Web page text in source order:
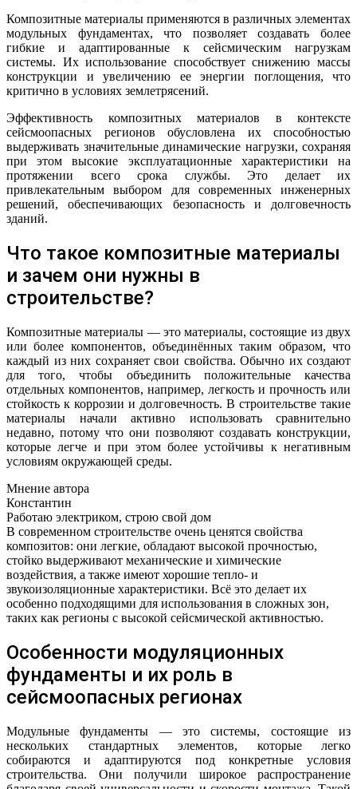
Композитные материалы применяются в различных элементах
модульных фундаментах, что позволяет создавать более
гибкие и адаптированные к сейсмическим нагрузкам
системы. Их использование способствует снижению массы
конструкции и увеличению ее энергии поглощения, что
критично в условиях землетрясений.
Эффективность композитных материалов в контексте
сейсмоопасных регионов обусловлена их способностью
выдерживать значительные динамические нагрузки, сохраняя
при этом высокие эксплуатационные характеристики на
протяжении всего срока службы. Это делает их
привлекательным выбором для современных инженерных
решений, обеспечивающих безопасность и долговечность
зданий.
Что такое композитные материалы
и зачем они нужны в
строительстве?
Композитные материалы — это материалы, состоящие из двух
или более компонентов, объединённых таким образом, что
каждый из них сохраняет свои свойства. Обычно их создают
для того, чтобы объединить положительные качества
отдельных компонентов, например, легкость и прочность или
стойкость к коррозии и долговечность. В строительстве такие
материалы начали активно использовать сравнительно
недавно, потому что они позволяют создавать конструкции,
которые легче и при этом более устойчивы к негативным
условиям окружающей среды.
Мнение автора
Константин
Работаю электриком, строю свой дом
В современном строительстве очень ценятся свойства
композитов: они легкие, обладают высокой прочностью,
стойко выдерживают механические и химические
воздействия, а также имеют хорошие тепло- и
звукоизоляционные характеристики. Всё это делает их
особенно подходящими для использования в сложных зон,
таких как регионы с высокой сейсмической активностью.
Особенности модуляционных
фундаменты и их роль в
сейсмоопасных регионах
Модульные фундаменты — это системы, состоящие из
нескольких стандартных элементов, которые легко
собираются и адаптируются под конкретные условия
строительства. Они получили широкое распространение